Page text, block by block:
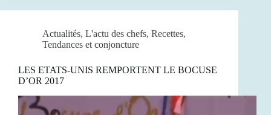
Actualités, L'actu des chefs, Recettes,
Tendances et conjoncture
LES ETATS-UNIS REMPORTENT LE BOCUSE
D’OR 2017